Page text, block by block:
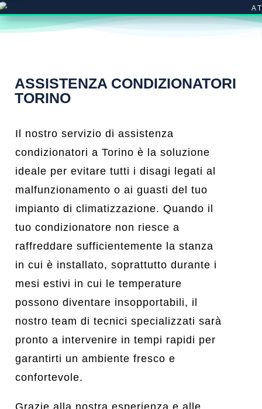
ASSISTENZA CONDIZIONATORI
TORINO
Il nostro servizio di assistenza
condizionatori a Torino è la soluzione
ideale per evitare tutti i disagi legati al
malfunzionamento o ai guasti del tuo
impianto di climatizzazione. Quando il
tuo condizionatore non riesce a
raffreddare sufficientemente la stanza
in cui è installato, soprattutto durante i
mesi estivi in cui le temperature
possono diventare insopportabili, il
nostro team di tecnici specializzati sarà
pronto a intervenire in tempi rapidi per
garantirti un ambiente fresco e
confortevole.
Grazie alla nostra esperienza e alle